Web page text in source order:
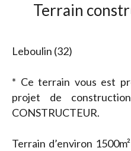
Terrain
Leboulin (32)
* Ce terrain vous est
projet de
CONSTRUCTEUR.
Terrain d’environ